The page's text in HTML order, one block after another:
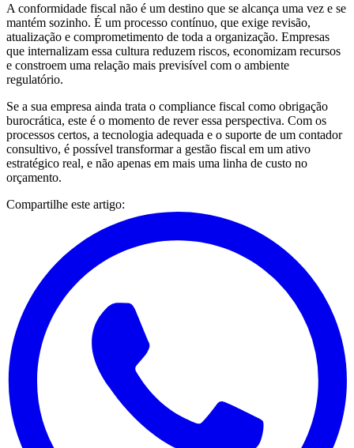
A conformidade fiscal não é um destino que se alcança uma vez e se
mantém sozinho. É um processo contínuo, que exige revisão,
atualização e comprometimento de toda a organização. Empresas
que internalizam essa cultura reduzem riscos, economizam recursos
e constroem uma relação mais previsível com o ambiente
regulatório.
Se a sua empresa ainda trata o compliance fiscal como obrigação
burocrática, este é o momento de rever essa perspectiva. Com os
processos certos, a tecnologia adequada e o suporte de um contador
consultivo, é possível transformar a gestão fiscal em um ativo
estratégico real, e não apenas em mais uma linha de custo no
orçamento.
Compartilhe este artigo: